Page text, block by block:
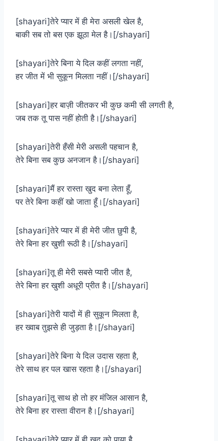
[shayari]तेरे प्यार में ही मेरा असली खेल है,
बाकी सब तो बस एक झूठा मेल है।[/shayari]
[shayari]तेरे बिना ये दिल कहीं लगता नहीं,
हर जीत में भी सुकून मिलता नहीं।[/shayari]
[shayari]हर बाज़ी जीतकर भी कुछ कमी सी लगती है,
जब तक तू पास नहीं होती है।[/shayari]
[shayari]तेरी हँसी मेरी असली पहचान है,
तेरे बिना सब कुछ अनजान है।[/shayari]
[shayari]मैं हर रास्ता खुद बना लेता हूँ,
पर तेरे बिना कहीं खो जाता हूँ।[/shayari]
[shayari]तेरे प्यार में ही मेरी जीत छुपी है,
तेरे बिना हर खुशी रूठी है।[/shayari]
[shayari]तू ही मेरी सबसे प्यारी जीत है,
तेरे बिना हर खुशी अधूरी प्रीत है।[/shayari]
[shayari]तेरी यादों में ही सुकून मिलता है,
हर ख्वाब तुझसे ही जुड़ता है।[/shayari]
[shayari]तेरे बिना ये दिल उदास रहता है,
तेरे साथ हर पल खास रहता है।[/shayari]
[shayari]तू साथ हो तो हर मंजिल आसान है,
तेरे बिना हर रास्ता वीरान है।[/shayari]